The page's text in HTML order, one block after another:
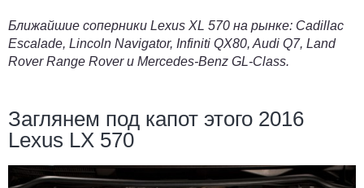
Ближайшие соперники Lexus XL 570 на рынке: Cadillac
Escalade, Lincoln Navigator, Infiniti QX80,Audi Q7, Land
Rover Range Roverи Mercedes-Benz GL-Class.
Заглянем под капот этого 2016
Lexus LX 570